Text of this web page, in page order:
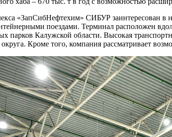
«ЗапСибНефтехим» СИБУР заинтересован в
поездами. Терминал расположен
парков Калужской области. Высокая
Кроме того, компания рассматривает